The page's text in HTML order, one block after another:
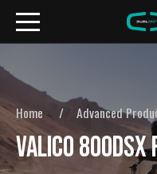
Home Advanced
VALICO 800DSX